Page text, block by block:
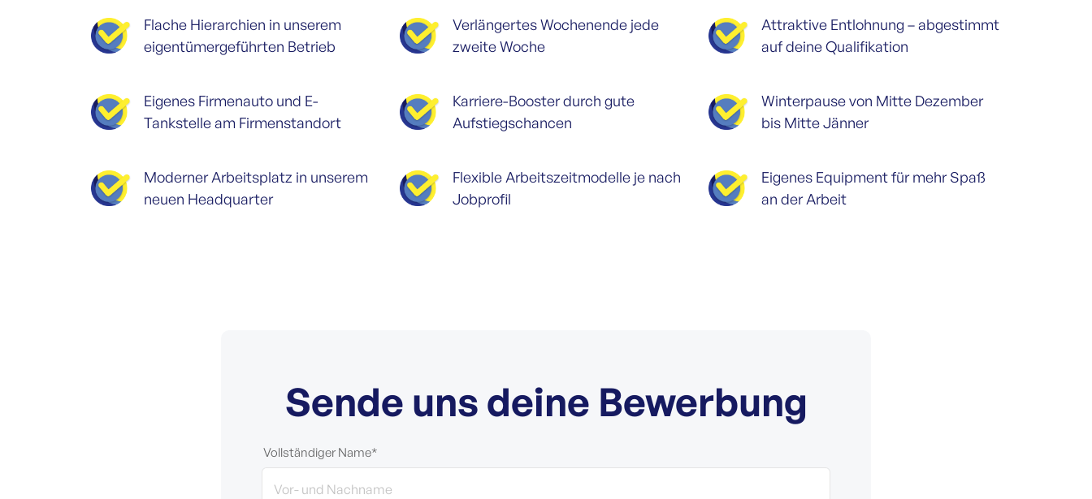
Flache Hierarchien in unserem
eigen­tümer­geführten Betrieb
Verlängertes Wochenende jede
zweite Woche
Attraktive Entlohnung – abgestimmt
auf deine Qualifikation
Eigenes Firmenauto und E-
Tankstelle am Firmenstandort
Karriere-Booster durch gute
Aufstiegschancen
Winterpause von Mitte Dezember
bis Mitte Jänner
Moderner Arbeitsplatz in unserem
neuen Headquarter
Flexible Arbeitszeitmodelle je nach
Jobprofil
Eigenes Equipment für mehr Spaß
an der Arbeit
Sende uns deine Bewerbung
Vollständiger Name*